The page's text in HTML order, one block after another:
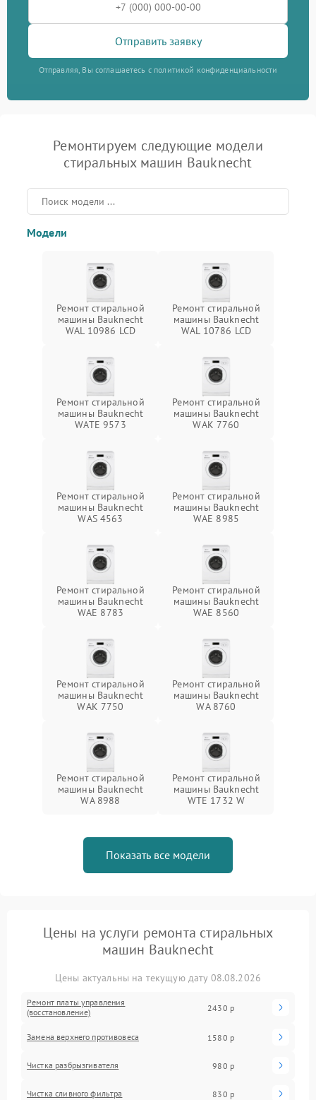
Отправить заявку
Отправляя, Вы соглашаетесь с политикой конфиденциальности
Ремонтируем следующие модели
стиральных машин Bauknecht
Модели
Ремонт стиральной
машины Bauknecht
WAL 10986 LCD
Ремонт стиральной
машины Bauknecht
WAL 10786 LCD
Ремонт стиральной
машины Bauknecht
WATE 9573
Ремонт стиральной
машины Bauknecht
WAK 7760
Ремонт стиральной
машины Bauknecht
WAS 4563
Ремонт стиральной
машины Bauknecht
WAE 8985
Ремонт стиральной
машины Bauknecht
WAE 8783
Ремонт стиральной
машины Bauknecht
WAE 8560
Ремонт стиральной
машины Bauknecht
WAK 7750
Ремонт стиральной
машины Bauknecht
WA 8760
Ремонт стиральной
машины Bauknecht
WA 8988
Ремонт стиральной
машины Bauknecht
WTE 1732 W
Показать все модели
Цены на услуги ремонта стиральных
машин Bauknecht
Цены актуальны на текущую дату 08.08.2026
Ремонт платы управления
(восстановление)
2430 р
Замена верхнего противовеса 1580 р
Чистка разбрызгивателя 980 р
Чистка сливного фильтра 830 р